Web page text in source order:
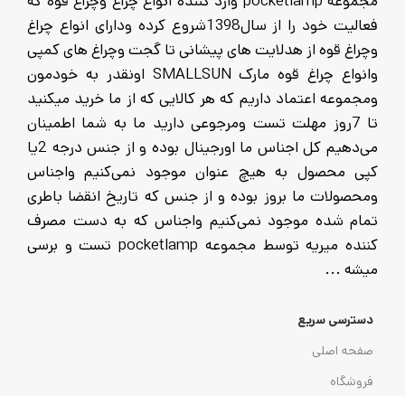
فعالیت خود را از سال1398شروع کرده ودارای انواع چراغ
وچراغ قوه از هدلایت های پیشانی تا گجت وچراغ های کمپی
وانواع چراغ قوه مارک SMALLSUN اونقدر به خودمون
ومجموعه اعتماد داریم که هر کالایی که از ما خرید میکنید
تا 7روز مهلت تست ومرجوعی دارید ما به شما اطمینان
می‌دهیم کل اجناس ما اورجینال بوده و از جنس درجه 2یا
کپی محصول به هیچ عنوان موجود نمی‌کنیم واجناس
ومحصولات ما بروز بوده و از جنس که تاریخ انقضا باطری
تمام شده موجود نمی‌کنیم واجناس که به دست مصرف
کننده میریه توسط مجموعه pocketlamp تست و برسی
میشه ...
دسترسی سریع
صفحه اصلی
فروشگاه